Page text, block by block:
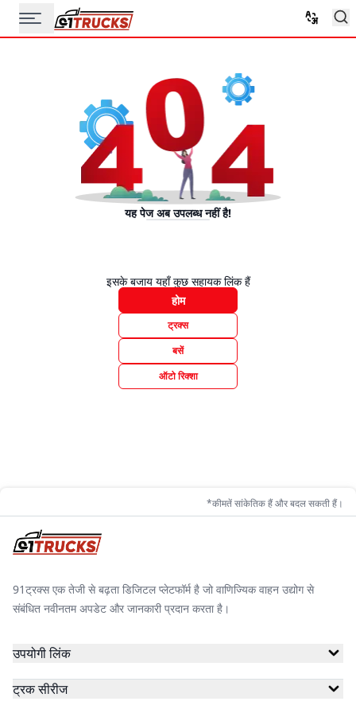
यह पेज अब उपलब्ध नहीं है!
इसके बजाय यहाँ कुछ सहायक लिंक हैं
होम
ट्रक्स
बसें
ऑटो रिक्शा
*कीमतें सांकेतिक हैं और बदल सकती हैं।
91ट्रक्स एक तेजी से बढ़ता डिजिटल प्लेटफॉर्म है जो वाणिज्यिक वाहन उद्योग से
संबंधित नवीनतम अपडेट और जानकारी प्रदान करता है।
उपयोगी लिंक
ट्रक सीरीज